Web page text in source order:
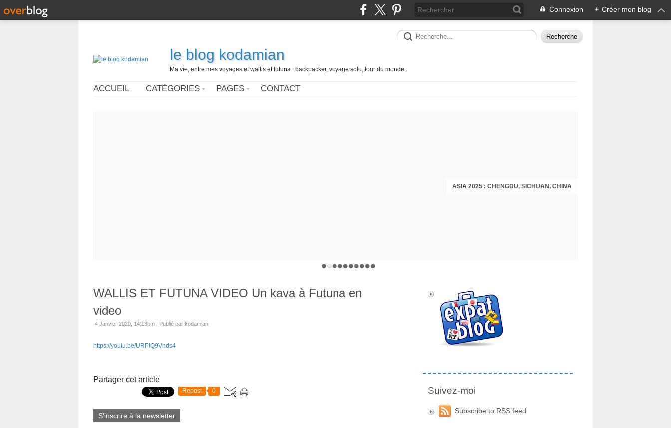
Connexion + Créer mon blog
le blog kodamian
Ma vie, entre mes voyages et wallis et futuna . backpacker, voyage solo, tour du monde .
ACCUEIL CATÉGORIES PAGES CONTACT
ASIA 2025 : CHENGDU, SICHUAN, CHINA
CHENGDU 2025
WALLIS ET FUTUNA VIDEO Un kava à Futuna en
video
4 Janvier 2020, 14:13pm | Publié par kodamian
https://youtu.be/URPIQ9Vhds4
Partager cet article
Repost 0
S'inscrire à la newsletter
Suivez-moi
Subscribe to RSS feed